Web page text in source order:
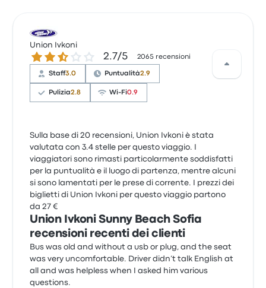
Union Ivkoni
2.7 su 5 stelle 2.7/5 2065 recensioni
Staff3.0 Puntualità2.9
Pulizia2.8 Wi-Fi0.9
Sulla base di 20 recensioni, Union Ivkoni è stata
valutata con 3.4 stelle per questo viaggio. I
viaggiatori sono rimasti particolarmente soddisfatti
per la puntualità e il luogo di partenza, mentre alcuni
si sono lamentati per le prese di corrente. I prezzi dei
biglietti di Union Ivkoni per questo viaggio partono
da 27 €
Union Ivkoni Sunny Beach Sofia
recensioni recenti dei clienti
Bus was old and without a usb or plug, and the seat
was very uncomfortable. Driver didn’t talk English at
all and was helpless when I asked him various
questions.